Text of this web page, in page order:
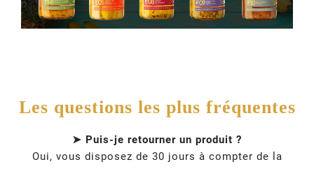
Les questions les plus fréquentes
➤ Puis-je retourner un produit ?
Oui, vous disposez de 30 jours à compter de la